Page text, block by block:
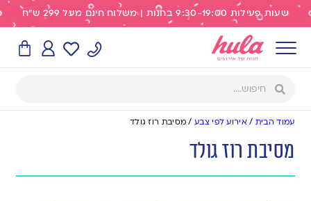
שעות פעילות 9:30-19:00 בחנות | משלוח חינם מעל 299 ש"ח
עמוד הבית /אירוע לפי צבע/ מסיבת רוז גולד
מסיבת רוז גולד